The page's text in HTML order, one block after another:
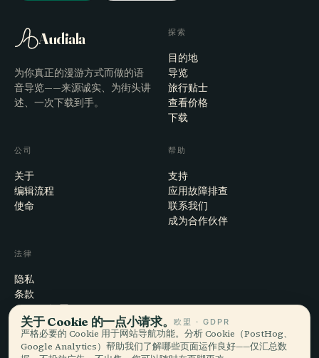
Audiala
为你真正的漫游方式而做的语
音导览——来源诚实、为街头讲
述、一次下载到手。
探索
目的地
导览
旅行贴士
查看价格
下载
公司
关于
编辑流程
使命
帮助
支持
应用故障排查
联系我们
成为合作伙伴
法律
隐私
条款
Cookie 设置
注销账户
关于 Cookie 的一点小请求。欧盟 · GDPR
严格必要的 Cookie 用于网站导航功能。分析 Cookie（PostHog、
Google Analytics）帮助我们了解哪些页面运作良好——仅汇总数